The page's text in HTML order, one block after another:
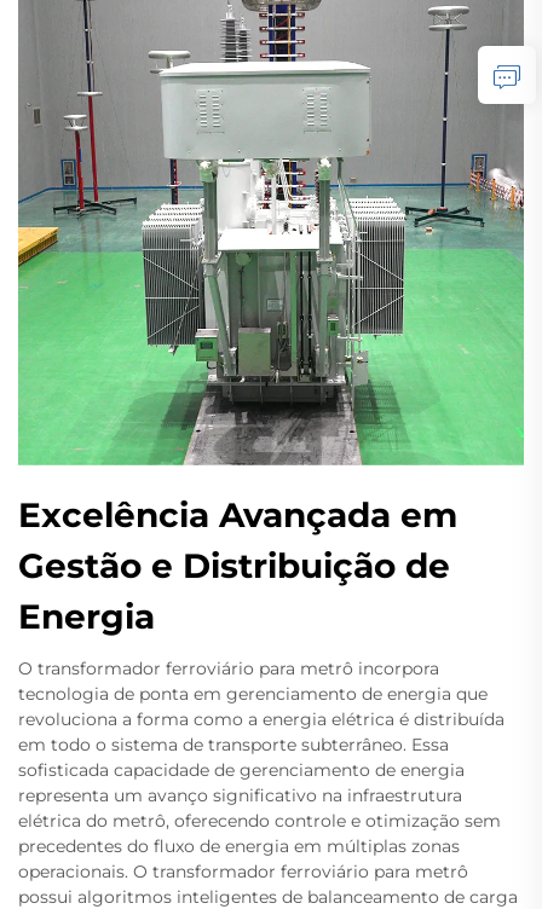
Excelência Avançada em
Gestão e Distribuição de
Energia
O transformador ferroviário para metrô incorpora
tecnologia de ponta em gerenciamento de energia que
revoluciona a forma como a energia elétrica é distribuída
em todo o sistema de transporte subterrâneo. Essa
sofisticada capacidade de gerenciamento de energia
representa um avanço significativo na infraestrutura
elétrica do metrô, oferecendo controle e otimização sem
precedentes do fluxo de energia em múltiplas zonas
operacionais. O transformador ferroviário para metrô
possui algoritmos inteligentes de balanceamento de carga